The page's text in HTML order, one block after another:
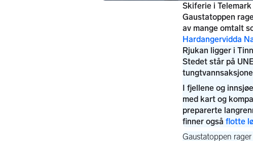
Skiferie i Telemark
Gaustatoppen
av mange omtalt
Hardangervidda
flotte